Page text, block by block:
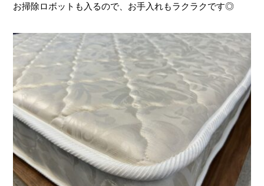
お掃除ロボットも入るので、お手入れもラクラクです◎